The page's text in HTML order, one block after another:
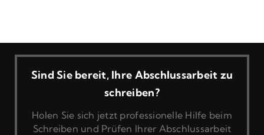
Sind Sie bereit, Ihre Abschlussarbeit zu
schreiben?
Holen Sie sich jetzt professionelle Hilfe beim
Schreiben und Prüfen Ihrer Abschlussarbeit